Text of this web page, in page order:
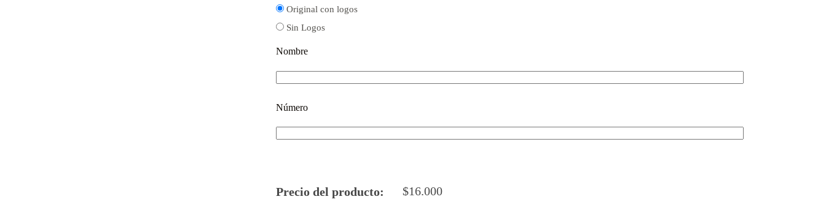
Original con logos
Sin Logos
Nombre
Número
Precio del producto: $16.000